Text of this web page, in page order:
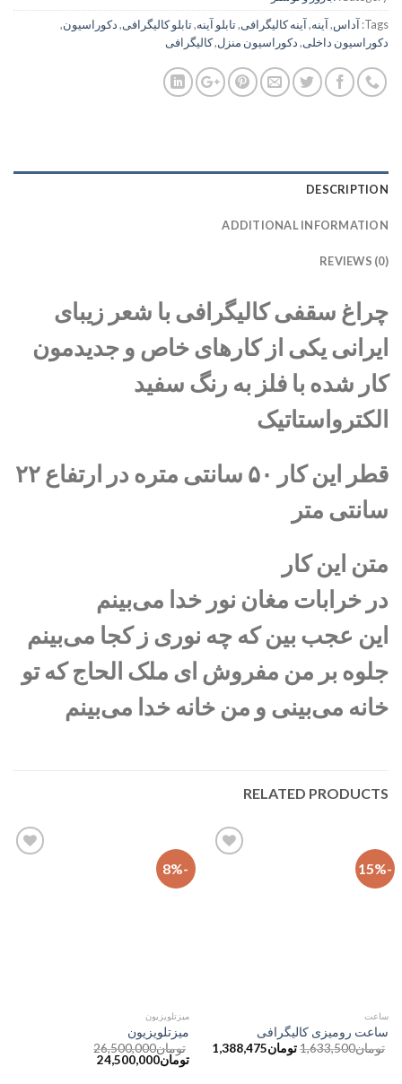
Tags: آداس,آینه,آینه کالیگرافی,تابلو آینه,تابلو کالیگرافی,دکوراسیون,
دکوراسیون داخلی,دکوراسیون منزل,کالیگرافی
DESCRIPTION
ADDITIONAL INFORMATION
REVIEWS (0)
چراغ سقفی کالیگرافی با شعر زیبای
ایرانی یکی از کارهای خاص و جدیدمون
کار شده با فلز به رنگ سفید
الکترواستاتیک
قطر این کار ۵۰ سانتی متره در ارتفاع ۲۲
سانتی متر
متن این کار
در خرابات مغان نور خدا می‌بینم
این عجب بین که چه نوری ز کجا می‌بینم
جلوه بر من مفروش ای ملک الحاج که تو
خانه می‌بینی و من خانه خدا می‌بینم
RELATED PRODUCTS
-15%
ساعت
ساعت رومیزی کالیگرافی
تومان1,633,500تومان1,388,475
-8%
میزتلویزیون
میزتلویزیون
تومان26,500,000
تومان24,500,000